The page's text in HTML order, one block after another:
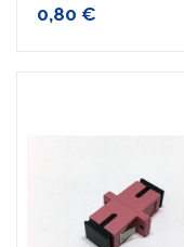
0,80 €